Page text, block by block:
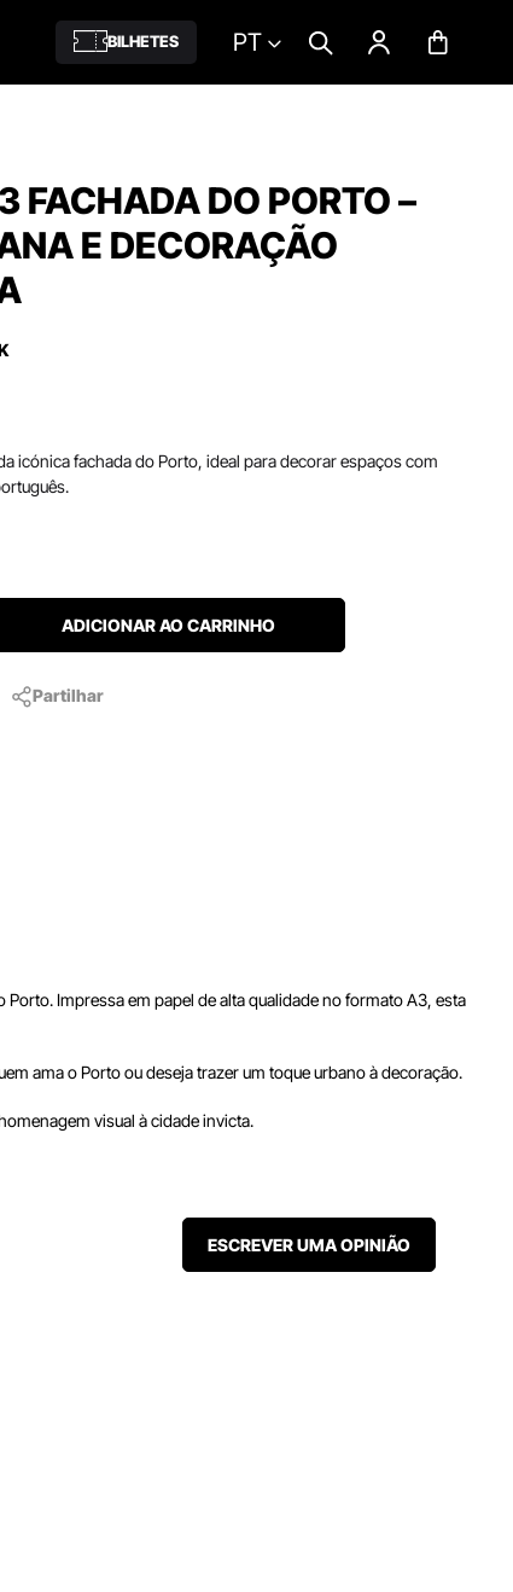
BILHETES PT
FACHADA DO PORTO –
E DECORAÇÃO
icónica fachada do Porto, ideal para decorar espaços com
ADICIONAR AO CARRINHO
Partilhar
Impressa em papel de alta qualidade no formato A3, esta
ama o Porto ou deseja trazer um toque urbano à decoração.
visual à cidade invicta.
ESCREVER UMA OPINIÃO